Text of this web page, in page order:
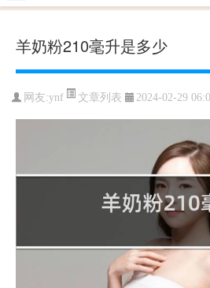
羊奶粉210毫升是多少
网友:ynf 文章列表 2024-02-29